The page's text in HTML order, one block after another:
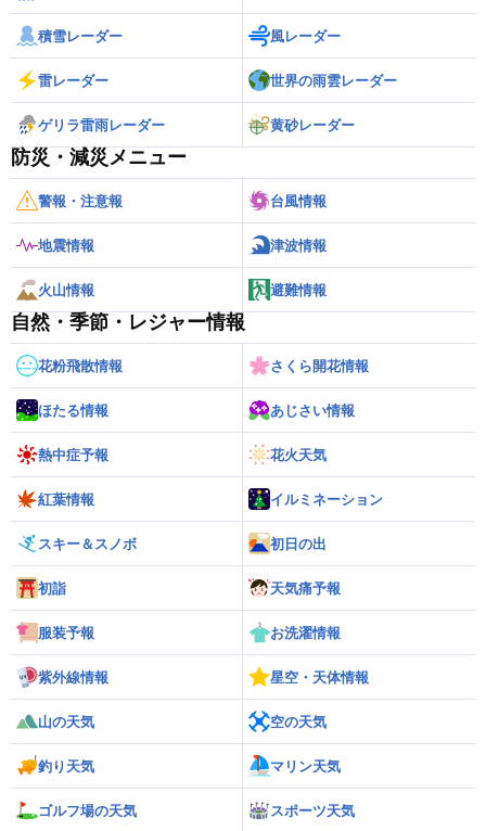
積雪レーダー 風レーダー
雷レーダー 世界の雨雲レーダー
ゲリラ雷雨レーダー 黄砂レーダー
防災・減災メニュー
警報・注意報 台風情報
地震情報 津波情報
火山情報 避難情報
自然・季節・レジャー情報
花粉飛散情報 さくら開花情報
ほたる情報 あじさい情報
熱中症予報 花火天気
紅葉情報 イルミネーション
スキー＆スノボ 初日の出
初詣 天気痛予報
服装予報 お洗濯情報
紫外線情報 星空・天体情報
山の天気 空の天気
釣り天気 マリン天気
ゴルフ場の天気 スポーツ天気